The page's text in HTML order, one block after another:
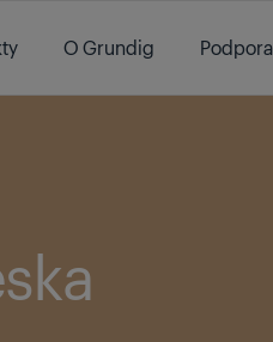
O Grundig Podpora